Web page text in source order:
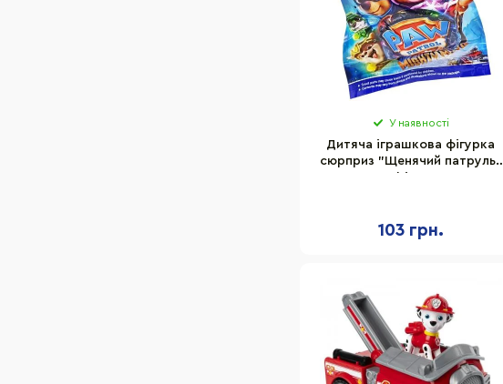
У наявності
Дитяча іграшкова фігурка
сюрприз "Щенячий патруль"
103 грн.